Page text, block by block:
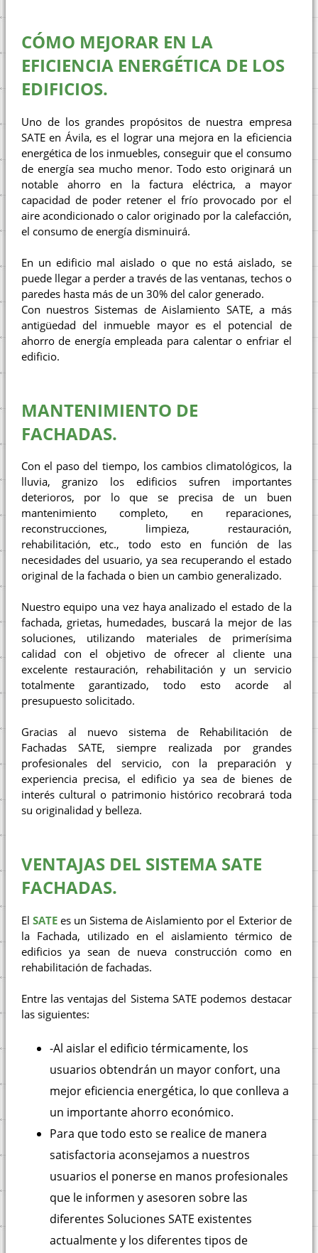
CÓMO MEJORAR EN LA
EFICIENCIA ENERGÉTICA DE LOS
EDIFICIOS.
Uno de los grandes propósitos de nuestra empresa
SATE en Ávila, es el lograr una mejora en la eficiencia
energética de los inmuebles, conseguir que el consumo
de energía sea mucho menor. Todo esto originará un
notable ahorro en la factura eléctrica, a mayor
capacidad de poder retener el frío provocado por el
aire acondicionado o calor originado por la calefacción,
el consumo de energía disminuirá.
En un edificio mal aislado o que no está aislado, se
puede llegar a perder a través de las ventanas, techos o
paredes hasta más de un 30% del calor generado.
Con nuestros Sistemas de Aislamiento SATE, a más
antigüedad del inmueble mayor es el potencial de
ahorro de energía empleada para calentar o enfriar el
edificio.
MANTENIMIENTO DE
FACHADAS.
Con el paso del tiempo, los cambios climatológicos, la
lluvia, granizo los edificios sufren importantes
deterioros, por lo que se precisa de un buen
mantenimiento completo, en reparaciones,
reconstrucciones, limpieza, restauración,
rehabilitación, etc., todo esto en función de las
necesidades del usuario, ya sea recuperando el estado
original de la fachada o bien un cambio generalizado.
Nuestro equipo una vez haya analizado el estado de la
fachada, grietas, humedades, buscará la mejor de las
soluciones, utilizando materiales de primerísima
calidad con el objetivo de ofrecer al cliente una
excelente restauración, rehabilitación y un servicio
totalmente garantizado, todo esto acorde al
presupuesto solicitado.
Gracias al nuevo sistema de Rehabilitación de
Fachadas SATE, siempre realizada por grandes
profesionales del servicio, con la preparación y
experiencia precisa, el edificio ya sea de bienes de
interés cultural o patrimonio histórico recobrará toda
su originalidad y belleza.
VENTAJAS DEL SISTEMA SATE
FACHADAS.
El SATEes un Sistema de Aislamiento por el Exterior de
la Fachada, utilizado en el aislamiento térmico de
edificios ya sean de nueva construcción como en
rehabilitación de fachadas.
Entre las ventajas del Sistema SATE podemos destacar
las siguientes:
-Al aislar el edificio térmicamente, los
usuarios obtendrán un mayor confort, una
mejor eficiencia energética, lo que conlleva a
un importante ahorro económico.
Para que todo esto se realice de manera
satisfactoria aconsejamos a nuestros
usuarios el ponerse en manos profesionales
que le informen y asesoren sobre las
diferentes Soluciones SATE existentes
actualmente y los diferentes tipos de